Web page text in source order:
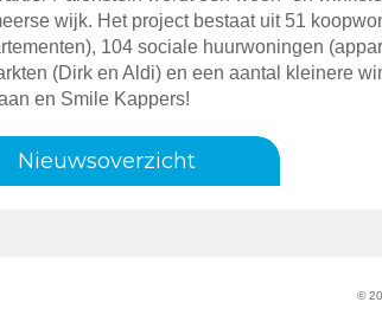
wijk. Het project bestaat uit 51
104 sociale huurwoningen
(Dirk en Aldi) en een aantal kleinere
en Smile Kappers!
Nieuwsoverzicht
©